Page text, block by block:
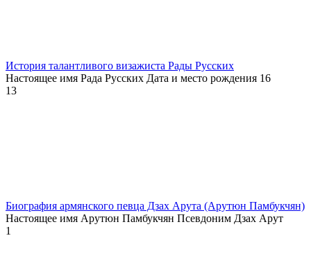
История талантливого визажиста Рады Русских
Настоящее имя Рада Русских Дата и место рождения 16
13
Биография армянского певца Дзах Арута (Арутюн Памбукчян)
Настоящее имя Арутюн Памбукчян Псевдоним Дзах Арут
1